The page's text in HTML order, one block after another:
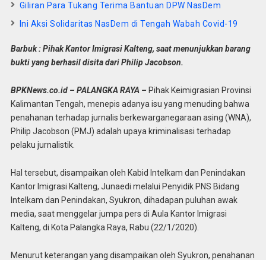
Giliran Para Tukang Terima Bantuan DPW NasDem
Ini Aksi Solidaritas NasDem di Tengah Wabah Covid-19
Barbuk : Pihak Kantor Imigrasi Kalteng, saat menunjukkan barang
bukti yang berhasil disita dari Philip Jacobson.
BPKNews.co.id – PALANGKA RAYA – Pihak Keimigrasian Provinsi
Kalimantan Tengah, menepis adanya isu yang menuding bahwa
penahanan terhadap jurnalis berkewarganegaraan asing (WNA),
Philip Jacobson (PMJ) adalah upaya kriminalisasi terhadap
pelaku jurnalistik.
Hal tersebut, disampaikan oleh Kabid Intelkam dan Penindakan
Kantor Imigrasi Kalteng, Junaedi melalui Penyidik PNS Bidang
Intelkam dan Penindakan, Syukron, dihadapan puluhan awak
media, saat menggelar jumpa pers di Aula Kantor Imigrasi
Kalteng, di Kota Palangka Raya, Rabu (22/1/2020).
Menurut keterangan yang disampaikan oleh Syukron, penahanan